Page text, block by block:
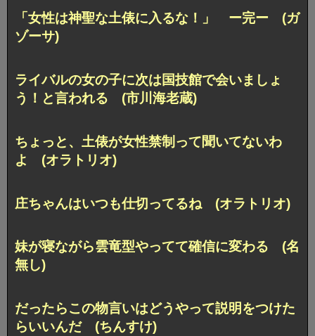
「女性は神聖な土俵に入るな！」 ー完ー (ガ
ゾーサ)
ライバルの女の子に次は国技館で会いましょ
う！と言われる (市川海老蔵)
ちょっと、土俵が女性禁制って聞いてないわ
よ (オラトリオ)
庄ちゃんはいつも仕切ってるね (オラトリオ)
妹が寝ながら雲竜型やってて確信に変わる (名
無し)
だったらこの物言いはどうやって説明をつけた
らいいんだ (ちんすけ)